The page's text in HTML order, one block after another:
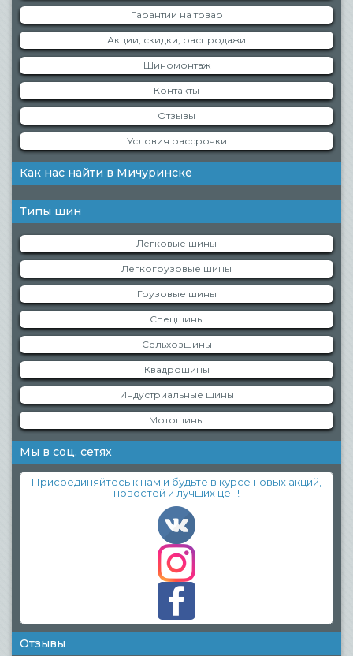
Гарантии на товар
Акции, скидки, распродажи
Шиномонтаж
Контакты
Отзывы
Условия рассрочки
Как нас найти в Мичуринске
Типы шин
Легковые шины
Легкогрузовые шины
Грузовые шины
Спецшины
Сельхозшины
Квадрошины
Индустриальные шины
Мотошины
Мы в соц. сетях
Присоединяйтесь к нам и будьте в курсе новых акций,
новостей и лучших цен!
Отзывы